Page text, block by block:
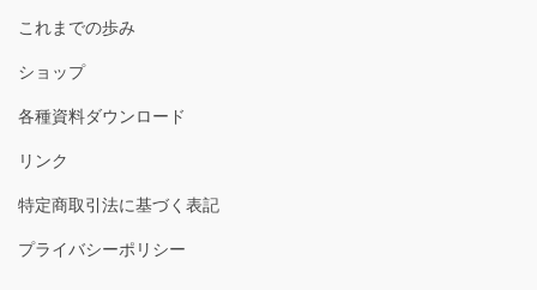
これまでの歩み
ショップ
各種資料ダウンロード
リンク
特定商取引法に基づく表記
プライバシーポリシー